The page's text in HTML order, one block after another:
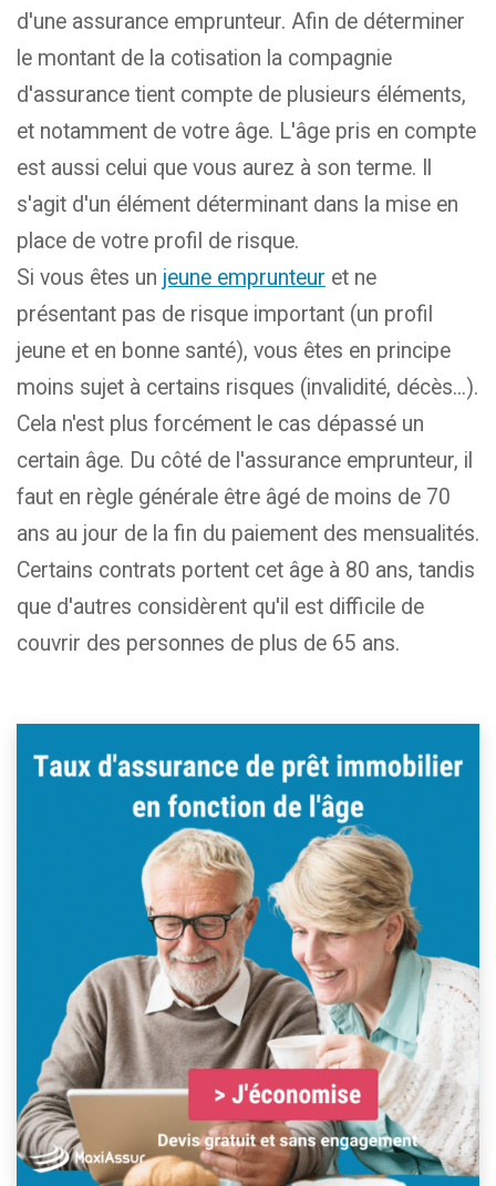
d'une assurance emprunteur. Afin de déterminer
le montant de la cotisation la compagnie
d'assurance tient compte de plusieurs éléments,
et notamment de votre âge. L'âge pris en compte
est aussi celui que vous aurez à son terme. Il
s'agit d'un élément déterminant dans la mise en
place de votre profil de risque.
Si vous êtes un jeune emprunteur et ne
présentant pas de risque important (un profil
jeune et en bonne santé), vous êtes en principe
moins sujet à certains risques (invalidité, décès...).
Cela n'est plus forcément le cas dépassé un
certain âge. Du côté de l'assurance emprunteur, il
faut en règle générale être âgé de moins de 70
ans au jour de la fin du paiement des mensualités.
Certains contrats portent cet âge à 80 ans, tandis
que d'autres considèrent qu'il est difficile de
couvrir des personnes de plus de 65 ans.